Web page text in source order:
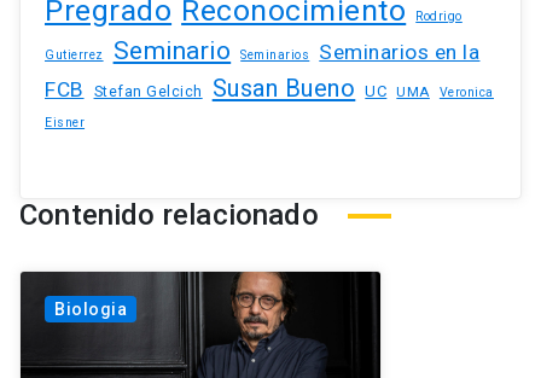
Pregrado Reconocimiento Rodrigo
Gutierrez Seminario Seminarios
Seminarios en la
FCB
Stefan Gelcich Susan Bueno UC UMA
Veronica
Eisner
Contenido relacionado
Biologia